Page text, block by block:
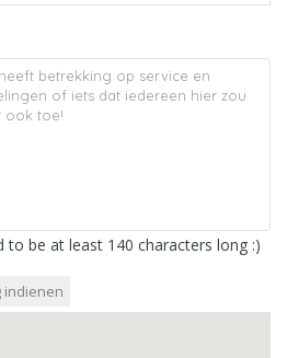
to be at least 140 characters long :)